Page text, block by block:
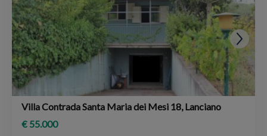
Villa Contrada Santa Maria dei Mesi 18, Lanciano
€ 55.000